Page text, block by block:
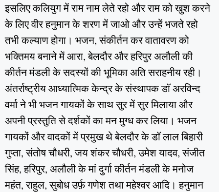
इसलिए कलियुग में राम नाम लेते रहो और राम को खुश करने
के लिए वीर हनुमान के शरण में जाओ और उन्हें भजते रहो
तभी कल्याण होगा। भजन, संकीर्तन कर वातावरण को
भक्तिमय बनाने में आरा, बेलदौर और हरिपुर अलौली की
कीर्तन मंडली के सदस्यों की भूमिका अति सराहनीय रही।
अंतर्राष्ट्रीय आध्यात्मिक केन्द्र के संस्थापक डॉ अरविन्द
वर्मा ने भी भजन गायकों के साथ सुर में सुर मिलाया और
अपनी प्रस्तुति से दर्शकों का मन मुग्ध कर लिया। भजन
गायकों और वादकों में प्रमुख थे बेलदौर के डॉ लाल बिहारी
गुप्ता, संतोष चौधरी, जय शंकर चौधरी, उमेश यादव, संजीत
सिंह, हरिपुर, अलौली के मां दुर्गा कीर्तन मंडली के मनोज
महंत, राहुल, सुबोध उर्फ़ गणेश तथा महेश्वर आदि। हनुमान